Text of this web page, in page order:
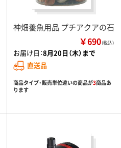
神畑養魚用品 プチアクアの石
￥690（税込）
お届け日：8月20日（木）まで
直送品
商品タイプ・販売単位違いの商品が3商品あ
ります